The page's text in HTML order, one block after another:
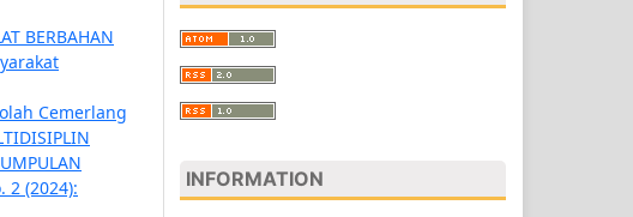
BERBAHAN
Cemerlang
2 (2024):
INFORMATION